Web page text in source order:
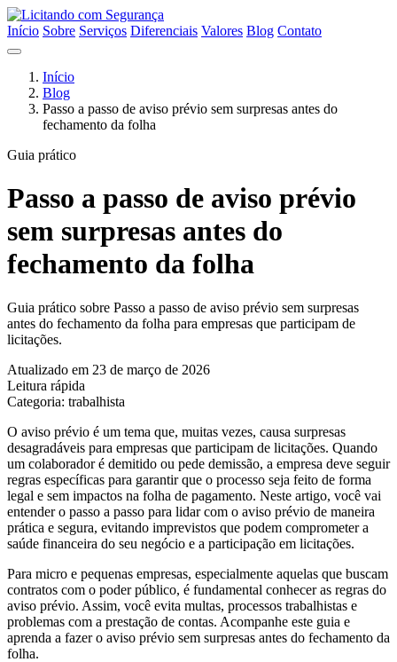
Início Sobre Serviços Diferenciais Valores Blog Contato
Início
Blog
Passo a passo de aviso prévio sem surpresas antes do
fechamento da folha
Guia prático
Passo a passo de aviso prévio
sem surpresas antes do
fechamento da folha
Guia prático sobre Passo a passo de aviso prévio sem surpresas
antes do fechamento da folha para empresas que participam de
licitações.
Atualizado em 23 de março de 2026
Leitura rápida
Categoria: trabalhista
O aviso prévio é um tema que, muitas vezes, causa surpresas
desagradáveis para empresas que participam de licitações. Quando
um colaborador é demitido ou pede demissão, a empresa deve seguir
regras específicas para garantir que o processo seja feito de forma
legal e sem impactos na folha de pagamento. Neste artigo, você vai
entender o passo a passo para lidar com o aviso prévio de maneira
prática e segura, evitando imprevistos que podem comprometer a
saúde financeira do seu negócio e a participação em licitações.
Para micro e pequenas empresas, especialmente aquelas que buscam
contratos com o poder público, é fundamental conhecer as regras do
aviso prévio. Assim, você evita multas, processos trabalhistas e
problemas com a prestação de contas. Acompanhe este guia e
aprenda a fazer o aviso prévio sem surpresas antes do fechamento da
folha.